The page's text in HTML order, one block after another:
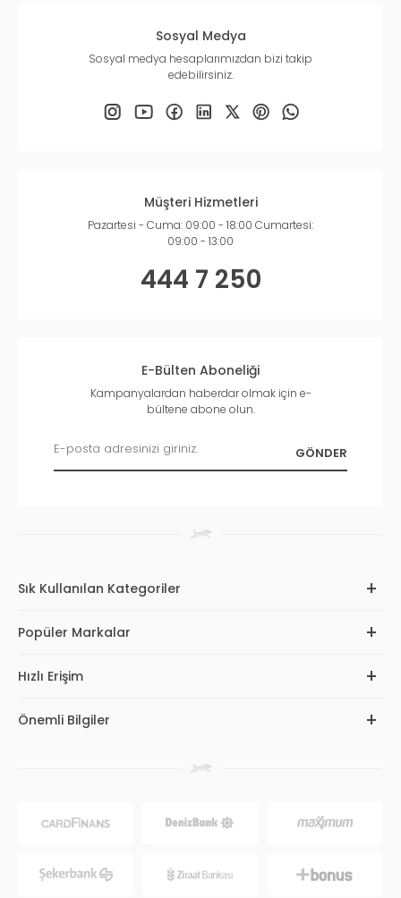
Sosyal Medya
Sosyal medya hesaplarımızdan bizi takip
edebilirsiniz.
Müşteri Hizmetleri
Pazartesi - Cuma: 09:00 - 18:00 Cumartesi:
09:00 - 13:00
444 7 250
E-Bülten Aboneliği
Kampanyalardan haberdar olmak için e-
bültene abone olun.
Sık Kullanılan Kategoriler
Popüler Markalar
Hızlı Erişim
Önemli Bilgiler